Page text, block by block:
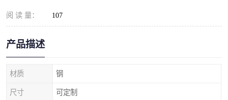
阅 读 量： 107
产品描述
材质 钢
尺寸 可定制